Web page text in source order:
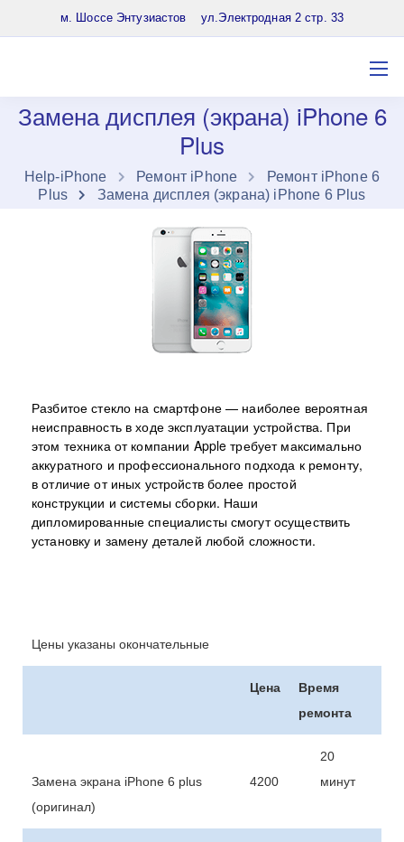
8 (903) 961-65-64
м. Шоссе Энтузиастов ул.Электродная 2 стр. 33
Замена дисплея (экрана) iPhone 6
Plus
Нelp-iPhone Ремонт iPhone
Ремонт iPhone 6
Plus
Замена дисплея (экрана) iPhone 6 Plus
Разбитое стекло на смартфоне — наиболее вероятная
неисправность в ходе эксплуатации устройства. При
этом техника от компании Apple требует максимально
аккуратного и профессионального подхода к ремонту,
в отличие от иных устройств более простой
конструкции и системы сборки. Наши
дипломированные специалисты смогут осуществить
установку и замену деталей любой сложности.
Цены указаны окончательные
Цена
Время
ремонта
Замена экрана iPhone 6 plus
(оригинал)
4200
20
минут